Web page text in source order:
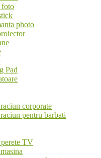
foto
photo
Pad
corporate
pentru barbati
TV